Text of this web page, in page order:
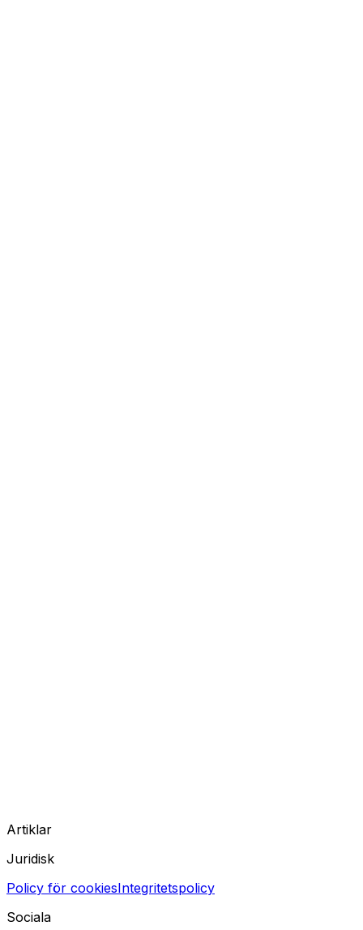
Artiklar
Juridisk
Policy för cookiesIntegritetspolicy
Sociala